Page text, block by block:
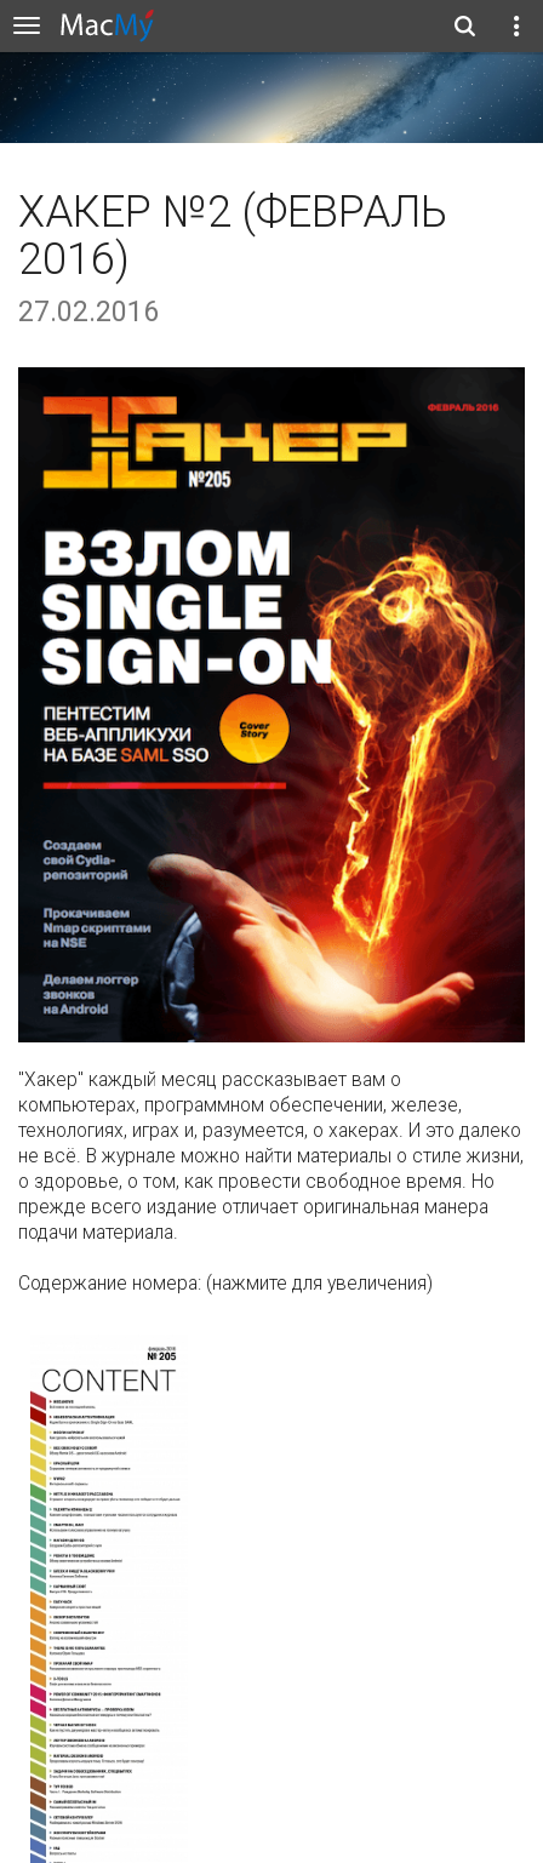
ХАКЕР №2 (ФЕВРАЛЬ
2016)
27.02.2016
"Хакер" каждый месяц рассказывает вам о
компьютерах, программном обеспечении, железе,
технологиях, играх и, разумеется, о хакерах. И это далеко
не всё. В журнале можно найти материалы о стиле жизни,
о здоровье, о том, как провести свободное время. Но
прежде всего издание отличает оригинальная манера
подачи материала.
Содержание номера: (нажмите для увеличения)